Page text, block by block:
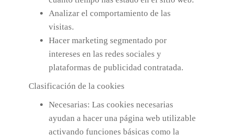
Analizar el comportamiento de las
visitas.
Hacer marketing segmentado por
intereses en las redes sociales y
plataformas de publicidad contratada.
Clasificación de la cookies
Necesarias: Las cookies necesarias
ayudan a hacer una página web utilizable
activando funciones básicas como la